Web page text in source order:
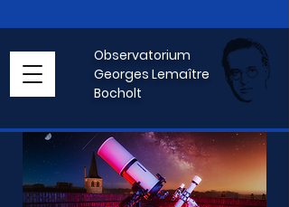
Observatorium
Georges Lemaître
Bocholt